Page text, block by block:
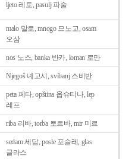
ljeto 레토, pasulj 파술
malo 말로, mnogo 므노고, osam
오삼
nos 노스, banka 반카, loman 로만
Njegoš 녜고시, svibanj 스비반
peta 페타, opština 옵슈티나, lep
레프
riba 리바, torba 토르바, mir 미르
sedam 세담, posle 포슬레, glas
글라스